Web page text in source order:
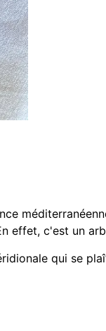
effet, c'est un
qui se